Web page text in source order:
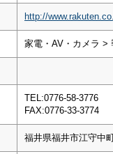
http://
家電・AV・カメラ >
TEL:0776-58-3776
FAX:0776-33-3774
福井県福井市江守中